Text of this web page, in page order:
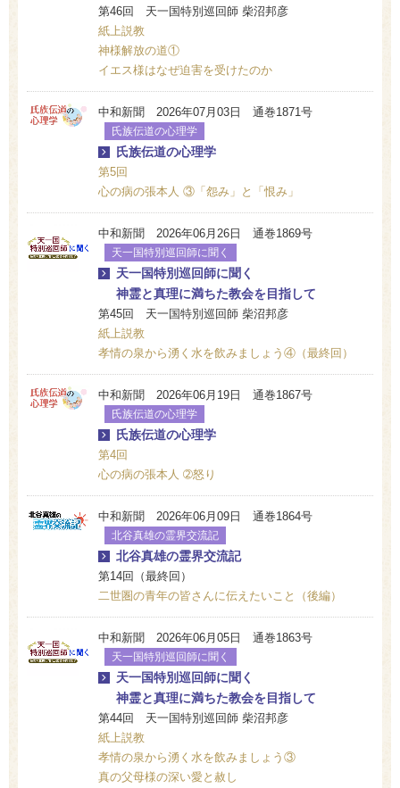
第46回 天一国特別巡回師 柴沼邦彦
紙上説教
神様解放の道①
イエス様はなぜ迫害を受けたのか
中和新聞 2026年07月03日 通巻1871号
氏族伝道の心理学
氏族伝道の心理学
第5回
心の病の張本人 ③「怨み」と「恨み」
中和新聞 2026年06月26日 通巻1869号
天一国特別巡回師に聞く
天一国特別巡回師に聞く
神霊と真理に満ちた教会を目指して
第45回 天一国特別巡回師 柴沼邦彦
紙上説教
孝情の泉から湧く水を飲みましょう④（最終回）
中和新聞 2026年06月19日 通巻1867号
氏族伝道の心理学
氏族伝道の心理学
第4回
心の病の張本人 ➁怒り
中和新聞 2026年06月09日 通巻1864号
北谷真雄の霊界交流記
北谷真雄の霊界交流記
第14回（最終回）
二世圏の青年の皆さんに伝えたいこと（後編）
中和新聞 2026年06月05日 通巻1863号
天一国特別巡回師に聞く
天一国特別巡回師に聞く
神霊と真理に満ちた教会を目指して
第44回 天一国特別巡回師 柴沼邦彦
紙上説教
孝情の泉から湧く水を飲みましょう③
真の父母様の深い愛と赦し